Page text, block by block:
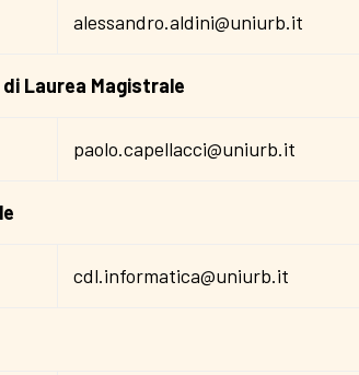
alessandro.aldini@uniurb.it
Laurea Magistrale
paolo.capellacci@uniurb.it
cdl.informatica@uniurb.it